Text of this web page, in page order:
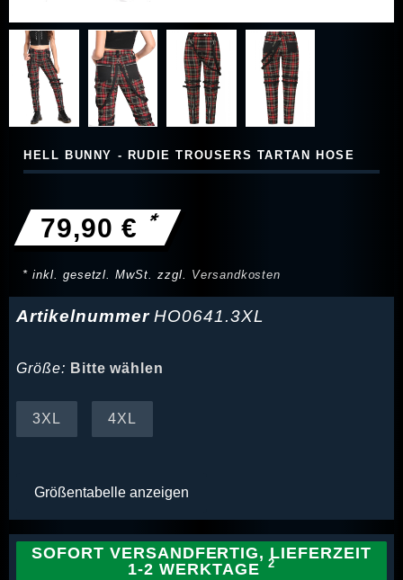
HELL BUNNY - RUDIE TROUSERS TARTAN HOSE
79,90 € *
* inkl. gesetzl. MwSt. zzgl. Versandkosten
ArtikelnummerHO0641.3XL
Größe: Bitte wählen
3XL 4XL
Größentabelle anzeigen
SOFORT VERSANDFERTIG, LIEFERZEIT
1-2 WERKTAGE